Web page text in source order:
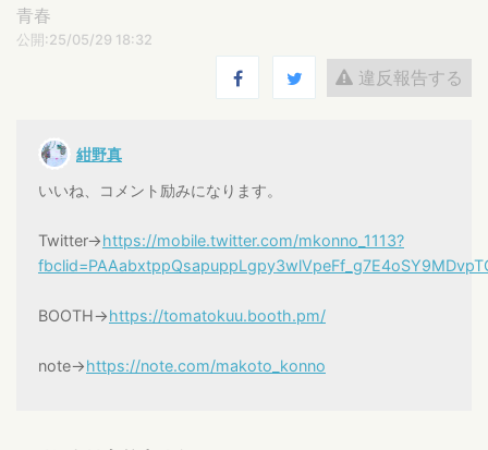
青春
公開:25/05/29 18:32
違反報告する
紺野真
いいね、コメント励みになります。
Twitter→https://mobile.twitter.com/mkonno_1113?
BOOTH→https://tomatokuu.booth.pm/
note→https://note.com/makoto_konno